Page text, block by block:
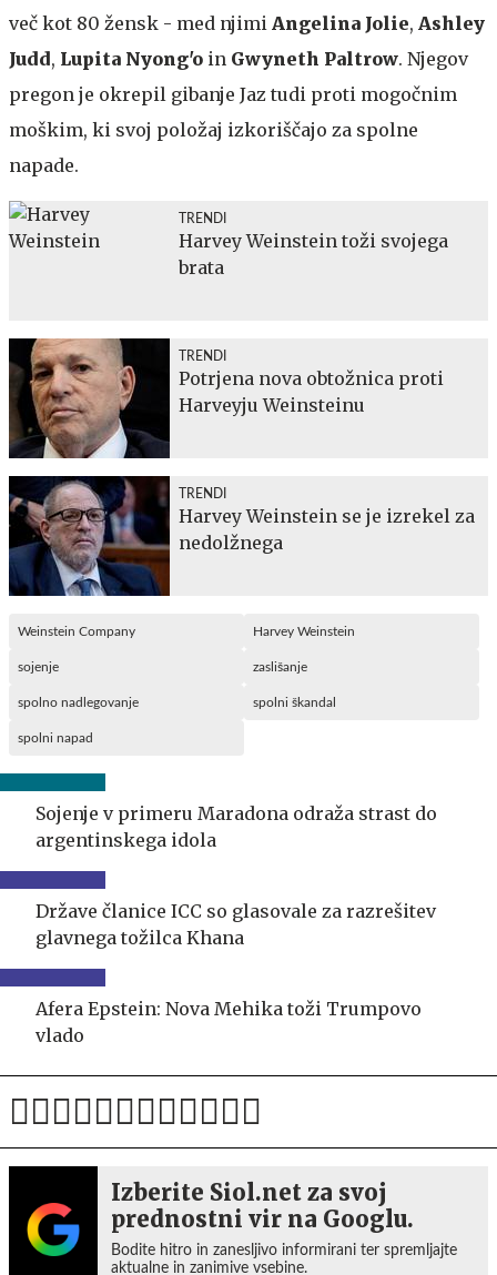
več kot 80 žensk - med njimi Angelina Jolie, Ashley
Judd, Lupita Nyong'o in Gwyneth Paltrow. Njegov
pregon je okrepil gibanje Jaz tudi proti mogočnim
moškim, ki svoj položaj izkoriščajo za spolne
napade.
TRENDI
Harvey Weinstein toži svojega
brata
TRENDI
Potrjena nova obtožnica proti
Harveyju Weinsteinu
TRENDI
Harvey Weinstein se je izrekel za
nedolžnega
Weinstein Company Harvey Weinstein
sojenje zaslišanje
spolno nadlegovanje spolni škandal
spolni napad
Sojenje v primeru Maradona odraža strast do
argentinskega idola
Države članice ICC so glasovale za razrešitev
glavnega tožilca Khana
Afera Epstein: Nova Mehika toži Trumpovo
vlado
Izberite Siol.net za svoj
prednostni vir na Googlu.
Bodite hitro in zanesljivo informirani ter spremljajte
aktualne in zanimive vsebine.